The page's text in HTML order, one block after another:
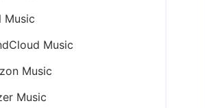
Music
Music
Music
Music
Downloader im
2026: Gratis vs. Premium
der 12 besten Spotify Downloader.
als MP3 speichern – mit